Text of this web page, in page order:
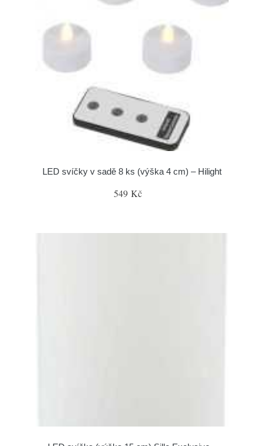
LED svíčky v sadě 8 ks (výška 4 cm) – Hilight
549 Kč